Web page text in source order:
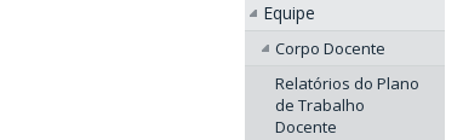
Equipe
Corpo Docente
Relatórios do Plano
de Trabalho
Docente